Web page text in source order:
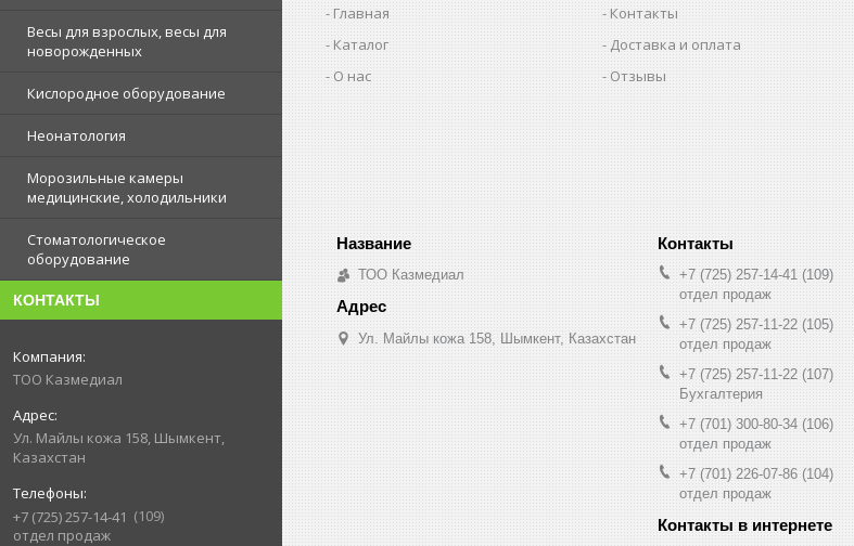
Весы для взрослых, весы для
новорожденных
Кислородное оборудование
Неонатология
Морозильные камеры
медицинские, холодильники
Стоматологическое
оборудование
КОНТАКТЫ
ТОО Казмедиал
Ул. Майлы кожа 158, Шымкент,
Казахстан
+7 (725) 257-14-41
109
отдел продаж
Главная
Каталог
О нас
Контакты
Доставка и оплата
Отзывы
ТОО Казмедиал
Ул. Майлы кожа 158, Шымкент, Казахстан
+7 (725) 257-14-41
109
отдел продаж
+7 (725) 257-11-22 105
отдел продаж
+7 (725) 257-11-22 107
Бухгалтерия
+7 (701) 300-80-34 106
отдел продаж
+7 (701) 226-07-86 104
отдел продаж